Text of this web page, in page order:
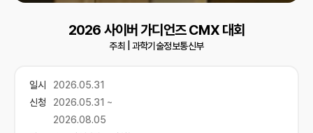
2026 사이버 가디언즈 CMX 대회
주최 | 과학기술정보통신부
일시
2026.05.31
신청
2026.05.31 ~
2026.08.05